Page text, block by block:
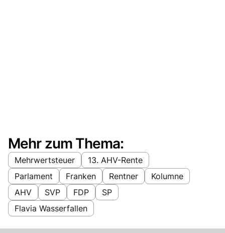
Mehr zum Thema:
Mehrwertsteuer
13. AHV-Rente
Parlament
Franken Rentner
Kolumne
AHV
SVP FDP
SP
Flavia Wasserfallen